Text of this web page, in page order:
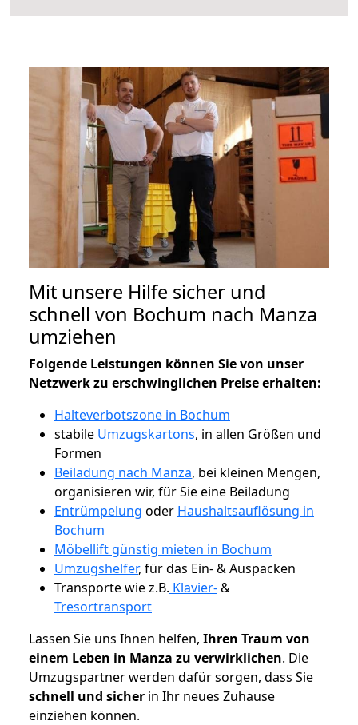
Mit unsere Hilfe sicher und
schnell von Bochum nach Manza
umziehen
Folgende Leistungen können Sie von unser
Netzwerk zu erschwinglichen Preise erhalten:
Halteverbotszone in Bochum
stabile Umzugskartons, in allen Größen und
Formen
Beiladung nach Manza, bei kleinen Mengen,
organisieren wir, für Sie eine Beiladung
Entrümpelung oder Haushaltsauflösung in
Bochum
Möbellift günstig mieten in Bochum
Umzugshelfer, für das Ein- & Auspacken
Transporte wie z.B. Klavier-&
Tresortransport
Lassen Sie uns Ihnen helfen, Ihren Traum von
einem Leben in Manza zu verwirklichen. Die
Umzugspartner werden dafür sorgen, dass Sie
schnell und sicher in Ihr neues Zuhause
einziehen können.